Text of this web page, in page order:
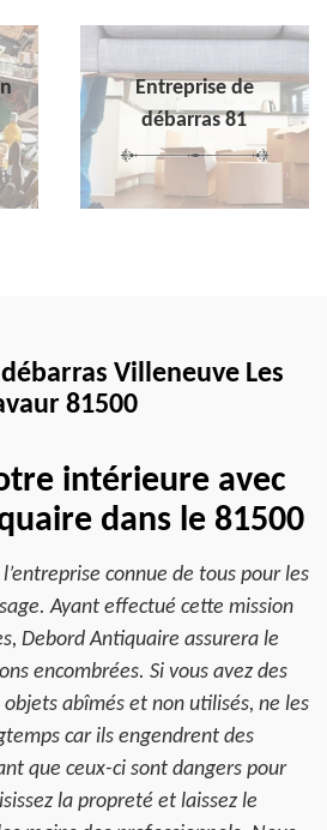
Entreprise de
débarras 81
Villeneuve Les
81500
intérieure avec
dans le 81500
connue de tous pour les
Ayant effectué cette mission
Debord Antiquaire assurera le
encombrées. Si vous avez des
abîmés et non utilisés, ne les
car ils engendrent des
que ceux-ci sont dangers pour
la propreté et laissez le